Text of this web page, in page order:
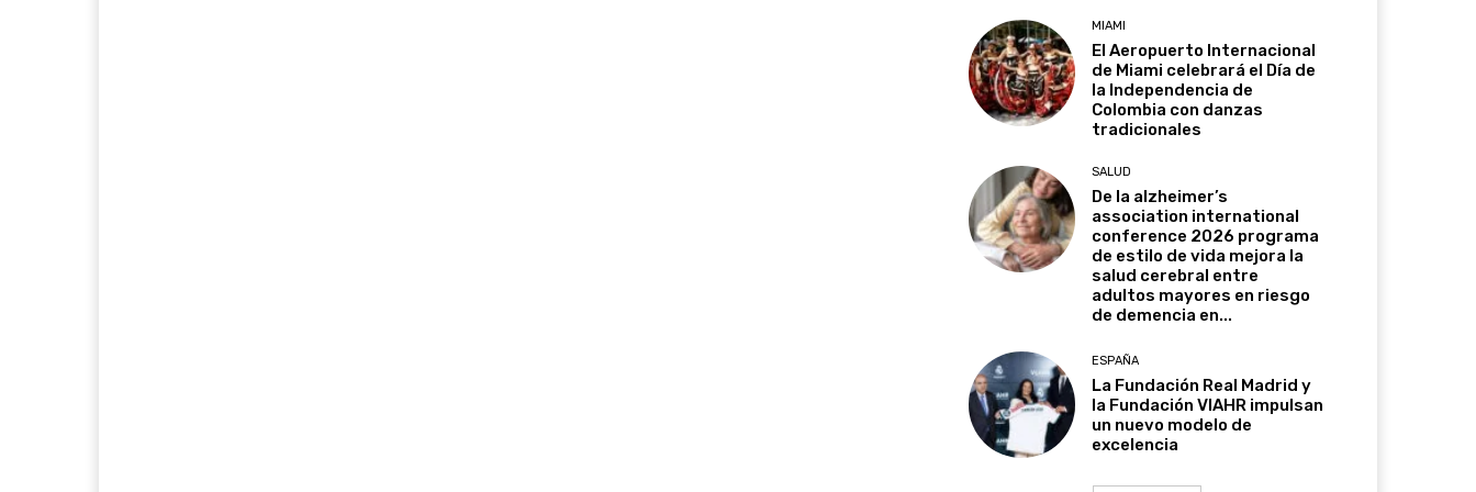
MIAMI
El Aeropuerto Internacional
de Miami celebrará el Día de
la Independencia de
Colombia con danzas
tradicionales
SALUD
De la alzheimer’s
association international
conference 2026 programa
de estilo de vida mejora la
salud cerebral entre
adultos mayores en riesgo
de demencia en...
ESPAÑA
La Fundación Real Madrid y
la Fundación VIAHR impulsan
un nuevo modelo de
excelencia